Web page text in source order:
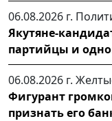
06.08.2026 г.
Якутяне-
партийцы и
06.08.2026 г.
Фигурант
признать его